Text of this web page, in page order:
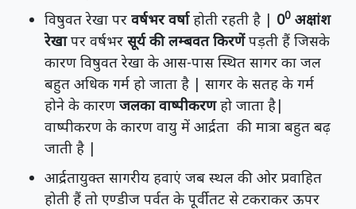
विषुवत रेखा पर वर्षभर वर्षाहोती रहती है | 00 अक्षांश
रेखापर वर्षभर सूर्य की लम्बवत किरणेंपड़ती हैं जिसके
कारण विषुवत रेखा के आस-पास स्थित सागर का जल
बहुत अधिक गर्म हो जाता है | सागर के सतह के गर्म
होने के कारण जलका वाष्पीकरणहो जाता है|
वाष्पीकरण के कारण वायु में आर्द्रता की मात्रा बहुत बढ़
जाती है |
आर्द्रतायुक्त सागरीय हवाएं जब स्थल की ओर प्रवाहित
होती हैं तो एण्डीज पर्वत के पूर्वीतट से टकराकर ऊपर